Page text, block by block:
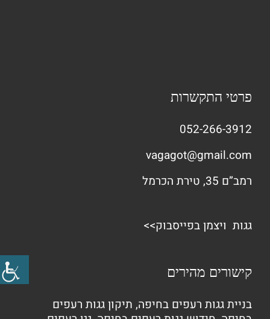
פרטי התקשרות
052-266-3912
vagagot@gmail.com
רמב”ם 35, טירת הכרמל
גגות ויצמן בפייסבוק>>
קישורים מהירים
בניית גגות רעפים בחיפה, תיקון גגות רעפים